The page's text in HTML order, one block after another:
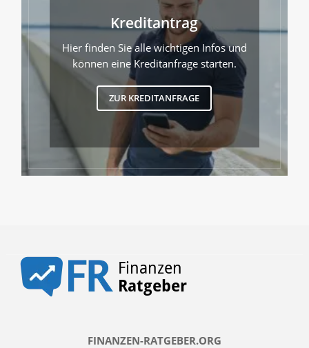
Kreditantrag
Hier finden Sie alle wichtigen Infos und
können eine Kreditanfrage starten.
ZUR KREDITANFRAGE
FINANZEN-RATGEBER.ORG